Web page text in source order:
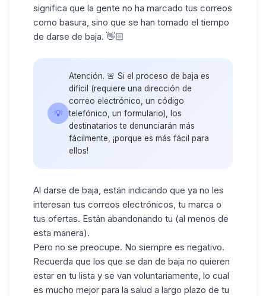
significa que la gente no ha marcado tus correos
como basura, sino que se han tomado el tiempo
de darse de baja. 👋🏻
💡
Atención. 🚨 Si el proceso de baja es
difícil (requiere una dirección de
correo electrónico, un código
telefónico, un formulario), los
destinatarios te denunciarán más
fácilmente, ¡porque es más fácil para
ellos!
Al darse de baja, están indicando que ya no les
interesan tus correos electrónicos, tu marca o
tus ofertas. Están abandonando tu (al menos de
esta manera).
Pero no se preocupe. No siempre es negativo.
Recuerda que los que se dan de baja no quieren
estar en tu lista y se van voluntariamente, lo cual
es mucho mejor para la salud a largo plazo de tu